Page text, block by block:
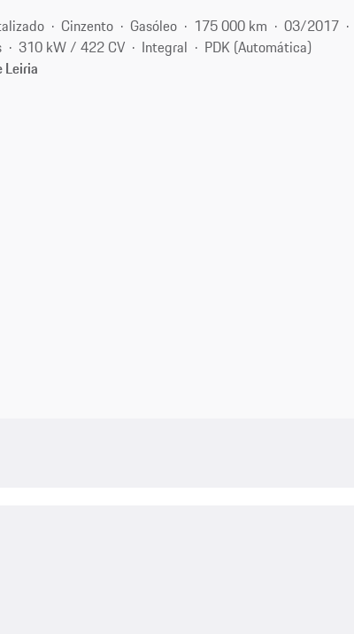
Cinzento Gasóleo 175 000 km 03/2017
310 kW / 422 CV Integral
PDK (Automática)
Leiria